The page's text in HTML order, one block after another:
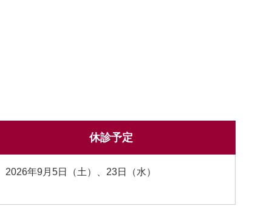
休診予定
2026年9月5日（土）、23日（水）